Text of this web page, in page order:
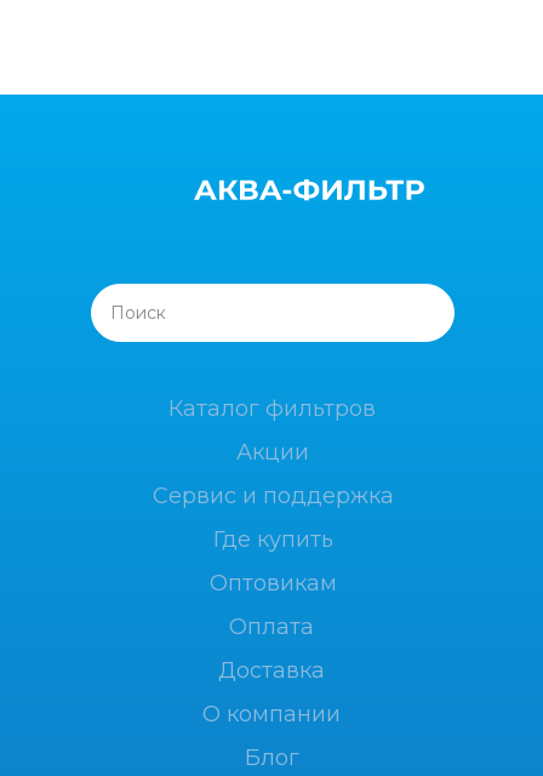
Поиск
Каталог фильтров
Оплата
Доставка
О компании
Блог
Акции
Сервис и поддержка
Где купить
Оптовикам